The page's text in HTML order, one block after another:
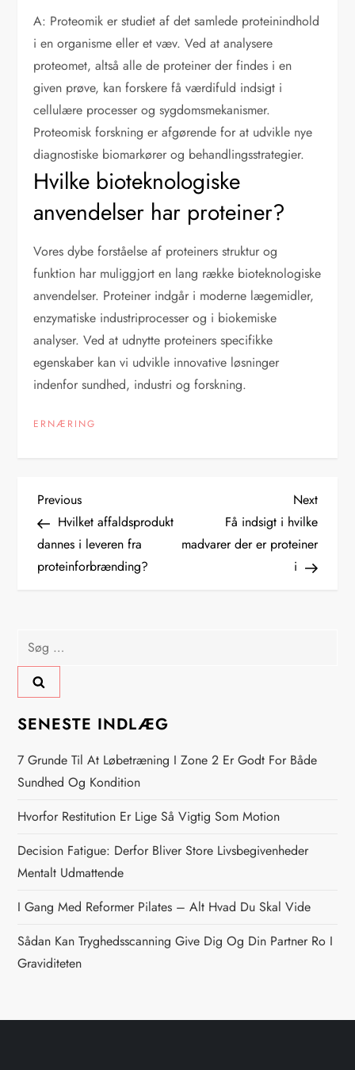
A: Proteomik er studiet af det samlede proteinindhold
i en organisme eller et væv. Ved at analysere
proteomet, altså alle de proteiner der findes i en
given prøve, kan forskere få værdifuld indsigt i
cellulære processer og sygdomsmekanismer.
Proteomisk forskning er afgørende for at udvikle nye
diagnostiske biomarkører og behandlingsstrategier.
Hvilke bioteknologiske
anvendelser har proteiner?
Vores dybe forståelse af proteiners struktur og
funktion har muliggjort en lang række bioteknologiske
anvendelser. Proteiner indgår i moderne lægemidler,
enzymatiske industriprocesser og i biokemiske
analyser. Ved at udnytte proteiners specifikke
egenskaber kan vi udvikle innovative løsninger
indenfor sundhed, industri og forskning.
ERNÆRING
I
n
d
æ
g
s
n
a
v
i
g
a
i
Previous
Post
Previous
Hvilket affaldsprodukt
dannes i leveren fra
proteinforbrænding?
Next
Post
Next
Få indsigt i hvilke
madvarer der er proteiner
i
Søg
efter:
SENESTE INDLÆG
7 Grunde Til At Løbetræning I Zone 2 Er Godt For Både
Sundhed Og Kondition
Hvorfor Restitution Er Lige Så Vigtig Som Motion
Decision Fatigue: Derfor Bliver Store Livsbegivenheder
Mentalt Udmattende
I Gang Med Reformer Pilates – Alt Hvad Du Skal Vide
Sådan Kan Tryghedsscanning Give Dig Og Din Partner Ro I
Graviditeten